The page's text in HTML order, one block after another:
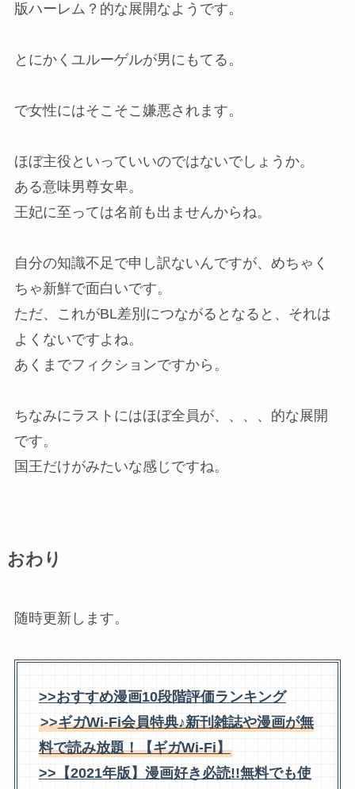
版ハーレム？的な展開なようです。
とにかくユルーゲルが男にもてる。
で女性にはそこそこ嫌悪されます。
ほぼ主役といっていいのではないでしょうか。
ある意味男尊女卑。
王妃に至っては名前も出ませんからね。
自分の知識不足で申し訳ないんですが、めちゃく
ちゃ新鮮で面白いです。
ただ、これがBL差別につながるとなると、それは
よくないですよね。
あくまでフィクションですから。
ちなみにラストにはほぼ全員が、、、、的な展開
です。
国王だけがみたいな感じですね。
おわり
随時更新します。
>>おすすめ漫画10段階評価ランキング
>>ギガWi-Fi会員特典♪新刊雑誌や漫画が無
料で読み放題！【ギガWi-Fi】
>>【2021年版】漫画好き必読!!無料でも使